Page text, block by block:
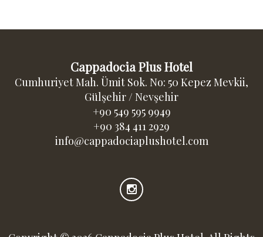
Cappadocia Plus Hotel
Cumhuriyet Mah. Ümit Sok. No: 50 Kepez Mevkii,
Gülşehir / Nevşehir
+90 549 595 9949
+90 384 411 2929
info@cappadociaplushotel.com